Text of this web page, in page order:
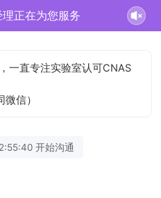
正在为您服务
一直专注实验室认可CNAS
信）
开始沟通